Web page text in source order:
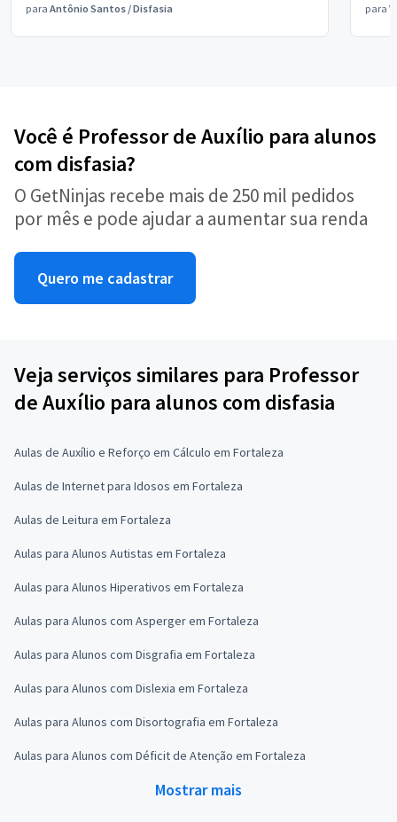
para Antônio Santos /Disfasia para
Você é Professor de Auxílio para alunos
com disfasia?
O GetNinjas recebe mais de 250 mil pedidos
por mês e pode ajudar a aumentar sua renda
Quero me cadastrar
Veja serviços similares para Professor
de Auxílio para alunos com disfasia
Aulas de Auxílio e Reforço em Cálculo em Fortaleza
Aulas de Internet para Idosos em Fortaleza
Aulas de Leitura em Fortaleza
Aulas para Alunos Autistas em Fortaleza
Aulas para Alunos Hiperativos em Fortaleza
Aulas para Alunos com Asperger em Fortaleza
Aulas para Alunos com Disgrafia em Fortaleza
Aulas para Alunos com Dislexia em Fortaleza
Aulas para Alunos com Disortografia em Fortaleza
Aulas para Alunos com Déficit de Atenção em Fortaleza
Mostrar mais